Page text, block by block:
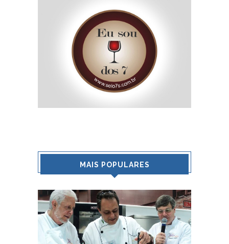
MAIS POPULARES